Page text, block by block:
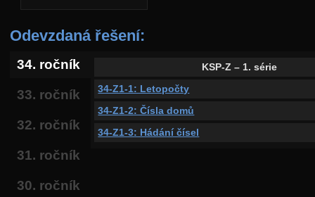
Odevzdaná řešení:
34. ročník
33. ročník
32. ročník
31. ročník
30. ročník
KSP-Z – 1. série
34-Z1-1: Letopočty
34-Z1-2: Čísla domů
34-Z1-3: Hádání čísel